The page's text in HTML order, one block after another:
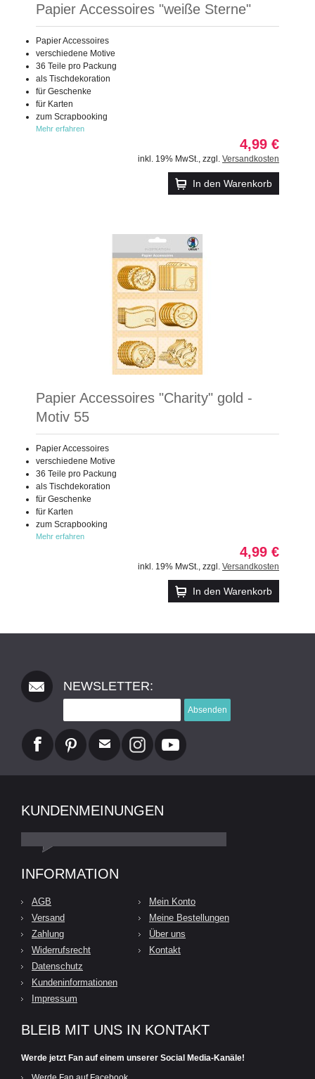
Papier Accessoires "weiße Sterne"
Papier Accessoires
verschiedene Motive
36 Teile pro Packung
als Tischdekoration
für Geschenke
für Karten
zum Scrapbooking
Mehr erfahren
4,99 €
inkl. 19% MwSt. zzgl. Versandkosten
In den Warenkorb
Papier Accessoires "Charity" gold -
Motiv 55
Papier Accessoires
verschiedene Motive
36 Teile pro Packung
als Tischdekoration
für Geschenke
für Karten
zum Scrapbooking
Mehr erfahren
4,99 €
inkl. 19% MwSt. zzgl. Versandkosten
In den Warenkorb
NEWSLETTER:
Absenden
KUNDENMEINUNGEN
INFORMATION
AGB
Versand
Zahlung
Widerrufsrecht
Datenschutz
Kundeninformationen
Impressum
Mein Konto
Meine Bestellungen
Über uns
Kontakt
BLEIB MIT UNS IN KONTAKT
Werde jetzt Fan auf einem unserer Social Media-Kanäle!